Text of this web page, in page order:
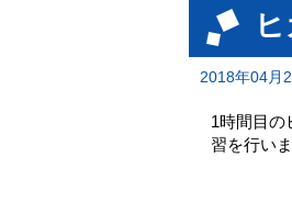
2018年04月
1時間目の
習を行い